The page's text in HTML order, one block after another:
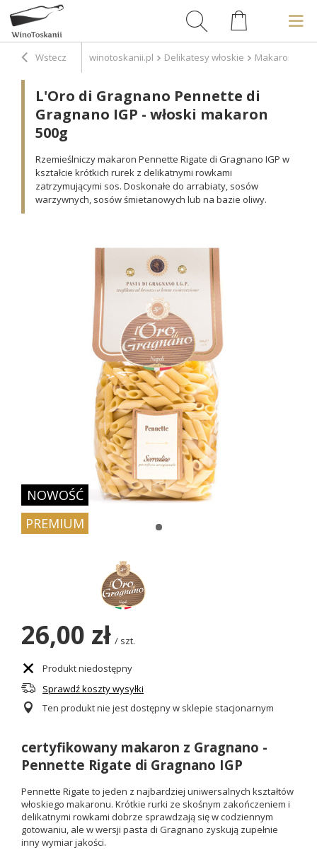
Wstecz winotoskanii.pl Delikatesy włoskie Makarony
L'Oro di Gragnano Pennette di
Gragnano IGP - włoski makaron
500g
Rzemieślniczy makaron Pennette Rigate di Gragnano IGP w
kształcie krótkich rurek z delikatnymi rowkami
zatrzymującymi sos. Doskonałe do arrabiaty, sosów
warzywnych, sosów śmietanowych lub na bazie oliwy.
NOWOŚĆ
PREMIUM
26,00 zł / szt.
Produkt niedostępny
Sprawdź koszty wysyłki
Ten produkt nie jest dostępny w sklepie stacjonarnym
certyfikowany makaron z Gragnano -
Pennette Rigate di Gragnano IGP
Pennette Rigate to jeden z najbardziej uniwersalnych kształtów
włoskiego makaronu. Krótkie rurki ze skośnym zakończeniem i
delikatnymi rowkami dobrze sprawdzają się w codziennym
gotowaniu, ale w wersji pasta di Gragnano zyskują zupełnie
inny wymiar jakości.